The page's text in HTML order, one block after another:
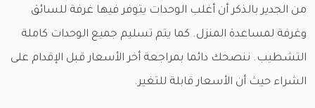
من الجدير بالذكر أن أغلب الوحدات يتوفر فيها غرفة للسائق
وغرفة لمساعدة المنزل. كما يتم تسليم جميع الوحدات كاملة
التشطيب. ننصحك دائما بمراجعة أخر الأسعار قبل الإقدام على
الشراء حيث أن الأسعار قابلة للتغير.